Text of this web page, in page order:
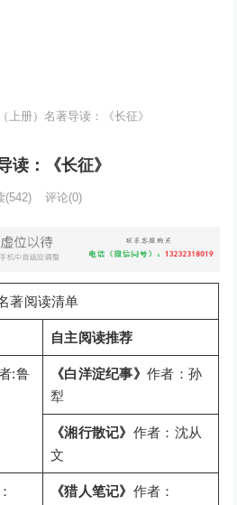
上册）名著导读：《长征》
读：《长征》
(542) 评论(0)
著阅读清单
自主阅读推荐
:鲁
《白洋淀纪事》作者：孙
犁
《湘行散记》 作者：沈从
文
《猎人笔记》 作者：